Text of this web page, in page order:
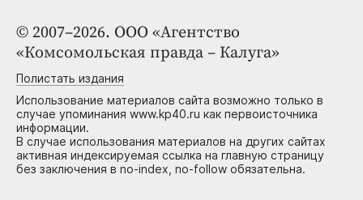
© 2007–2026. ООО «Агентство
«Комсомольская правда – Калуга»
Полистать издания
Использование материалов сайта возможно только в
случае упоминания www.kp40.ru как первоисточника
информации.
В случае использования материалов на других сайтах
активная индексируемая ссылка на главную страницу
без заключения в no-index, no-follow обязательна.